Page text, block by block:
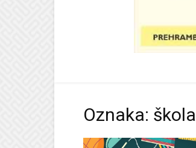
Oznaka: škola